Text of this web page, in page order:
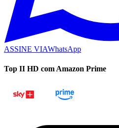
ASSINE VIAWhatsApp
Top II HD com Amazon Prime